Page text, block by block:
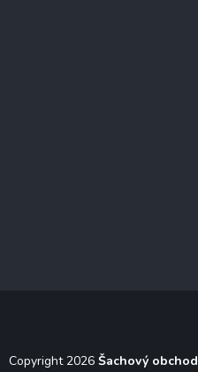
Copyright 2026 Šachový obchod